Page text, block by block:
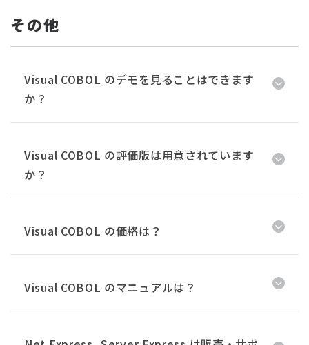
その他
Visual COBOL のデモを見ることはできます
か？
Visual COBOL の評価版は用意されています
か？
Visual COBOL の価格は？
Visual COBOL のマニュアルは？